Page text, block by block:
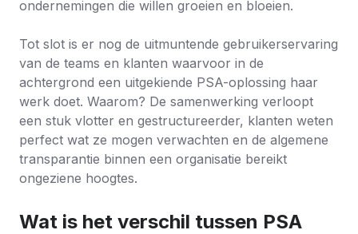
ondernemingen die willen groeien en bloeien.
Tot slot is er nog de uitmuntende gebruikerservaring
van de teams en klanten waarvoor in de
achtergrond een uitgekiende PSA-oplossing haar
werk doet. Waarom? De samenwerking verloopt
een stuk vlotter en gestructureerder, klanten weten
perfect wat ze mogen verwachten en de algemene
transparantie binnen een organisatie bereikt
ongeziene hoogtes.
Wat is het verschil tussen PSA